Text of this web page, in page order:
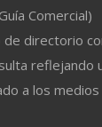
Comercial)
directorio
reflejando
a los